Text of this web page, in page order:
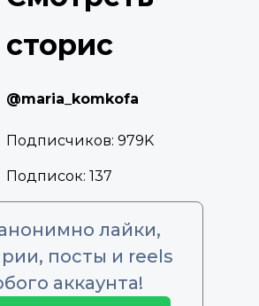
сторис
@maria_komkofa
Подписчиков: 979K
Подписок: 137
лайки,
посты и reels
аккаунта!